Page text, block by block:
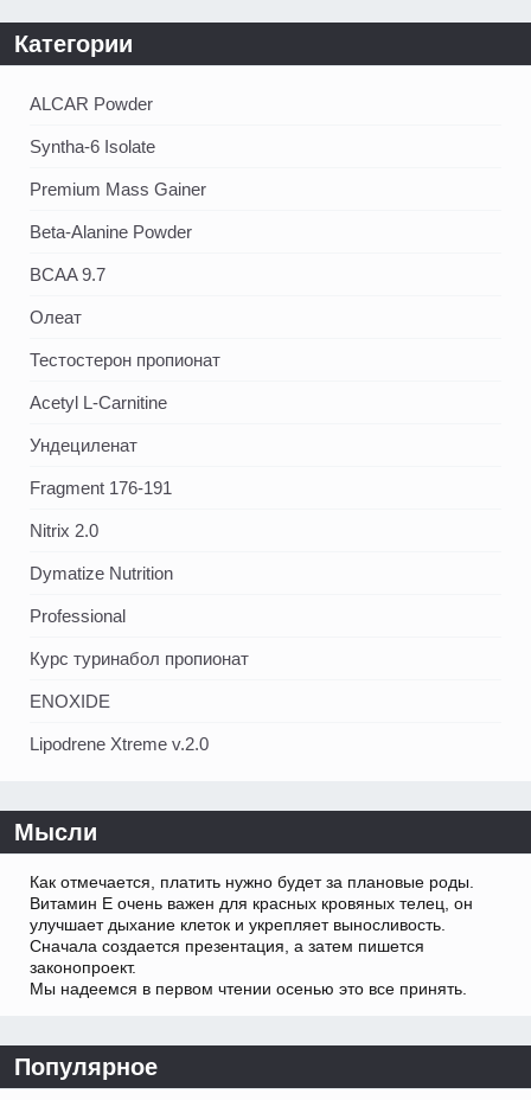
Категории
ALCAR Powder
Syntha-6 Isolate
Premium Mass Gainer
Beta-Alanine Powder
BCAA 9.7
Олеат
Тестостерон пропионат
Acetyl L-Carnitine
Ундециленат
Fragment 176-191
Nitrix 2.0
Dymatize Nutrition
Professional
Курс туринабол пропионат
ENOXIDE
Lipodrene Xtreme v.2.0
Мысли
Как отмечается, платить нужно будет за плановые роды.
Витамин Е очень важен для красных кровяных телец, он
улучшает дыхание клеток и укрепляет выносливость.
Сначала создается презентация, а затем пишется
законопроект.
Мы надеемся в первом чтении осенью это все принять.
Популярное